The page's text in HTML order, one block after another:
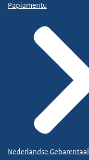
Papiamentu
Nederlandse Gebarentaal